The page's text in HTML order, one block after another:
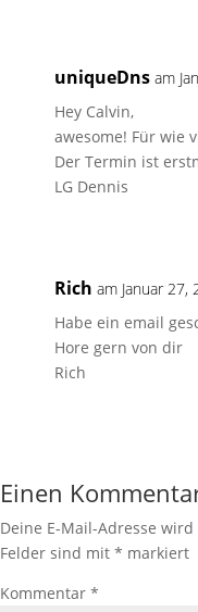
uniqueDns am
Hey Calvin,
awesome! Für wie
Der Termin ist
LG Dennis
Rich am Januar 27,
Habe ein email
Hore gern von dir
Rich
Einen
Deine E-Mail-Adresse
Felder sind mit * markiert
Kommentar *